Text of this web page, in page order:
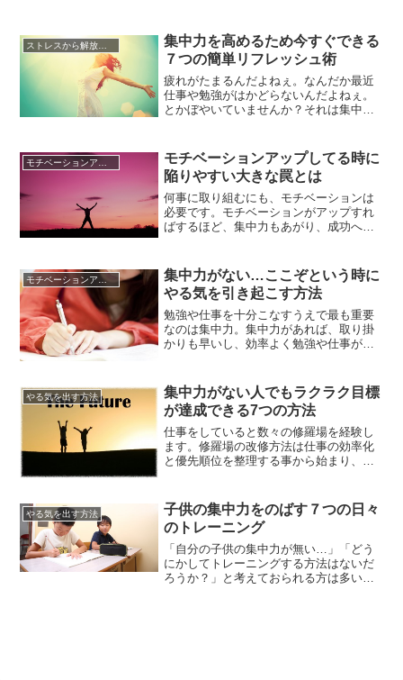
オフを切り替えることが必要です。皆さ
んはオンの時間とオフの時間上手く使い
分けていますか？何か実践しています
か？上手に集中力を高めていますか？
無...
集中力を高めるため今すぐできる
７つの簡単リフレッシュ術
疲れがたまるんだよねぇ。なんだか最近
仕事や勉強がはかどらないんだよねぇ。
とかぼやいていませんか？それは集中力
までの課題があるのに・・・なんて問題
抱えていませんか？それは仕事や勉強の
効率が悪いからです。ここでは私が実践
している集中力を高める簡単なリフ...
モチベーションアップしてる時に
陥りやすい大きな罠とは
何事に取り組むにも、モチベーションは
必要です。モチベーションがアップすれ
ばするほど、集中力もあがり、成功への
知ですか。言葉の意味としては、人が 行
動を起こすときの原因、すなわち動機と
いうことですが、実際には一言で言うと
「やる気」と言ったらわかりやす...
モチベーションアップの方法
集中力がない…ここぞという時に
やる気を引き起こす方法
勉強や仕事を十分こなすうえで最も重要
なのは集中力。集中力があれば、取り掛
かりも早いし、効率よく勉強や仕事がで
かなか難しかったりすることもありま
す。集中力がないといろいろ困ります。
他人と同じぐらい勉強しても、実力に差
が出てしまうこともありますし、せっ...
やる気を出す方法
集中力がない人でもラクラク目標
が達成できる7つの方法
仕事をしていると数々の修羅場を経験し
ます。修羅場の改修方法は仕事の効率化
と優先順位を整理する事から始まり、最
てしまった時どのように目標を達成した
ら良いのでしょう。修羅場を放棄して逃
亡してしまいましょうか？いえいえ、そ
ういうわけにもいきませんね。後が...
やる気を出す方法
子供の集中力をのばす７つの日々
のトレーニング
「自分の子供の集中力が無い…」「どう
にかしてトレーニングする方法はないだ
ろうか？」と考えておられる方は多いで